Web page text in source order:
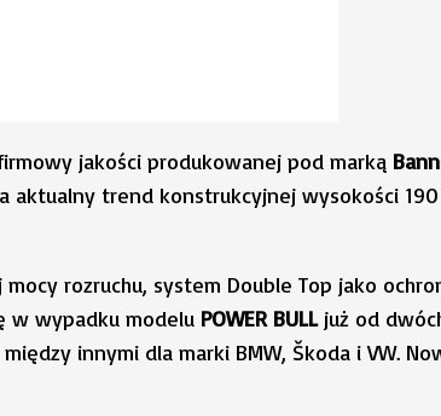
jakości produkowanej pod marką
aktualny trend konstrukcyjnej wysokości
rozruchu, system Double Top jako
w wypadku modelu POWER BULLjuż od
innymi dla marki BMW, Škoda i VW.